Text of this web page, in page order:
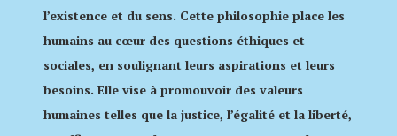
l’existence et du sens. Cette philosophie place les
humains au cœur des questions éthiques et
sociales, en soulignant leurs aspirations et leurs
besoins. Elle vise à promouvoir des valeurs
humaines telles que la justice, l’égalité et la liberté,